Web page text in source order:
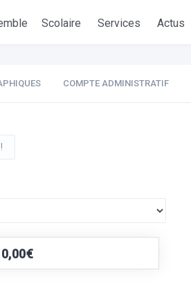
Scolaire Services Actus
COMPTE ADMINISTRATIF